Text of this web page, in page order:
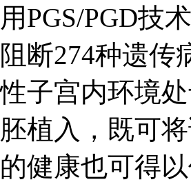
用PGS/PGD技
阻断274种遗传
性子宫内环境
胚植入，既可
的健康也可得以